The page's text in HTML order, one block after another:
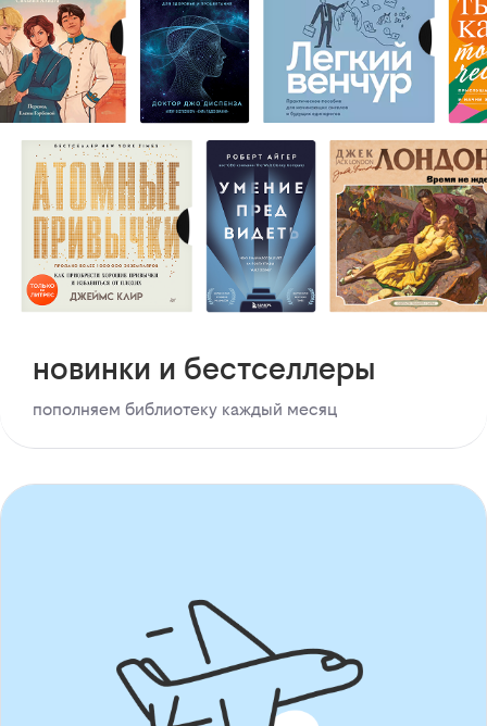
новинки и бестселлеры
пополняем библиотеку каждый месяц